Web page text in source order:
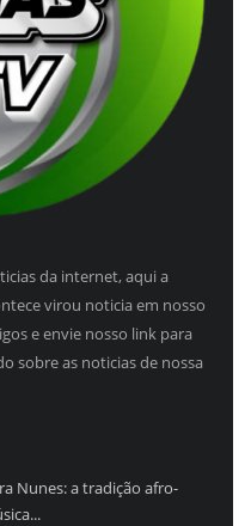
da internet, aqui a
virou noticia em nosso
e envie nosso link para
sobre as noticias de nossa
Nunes: a tradição afro-